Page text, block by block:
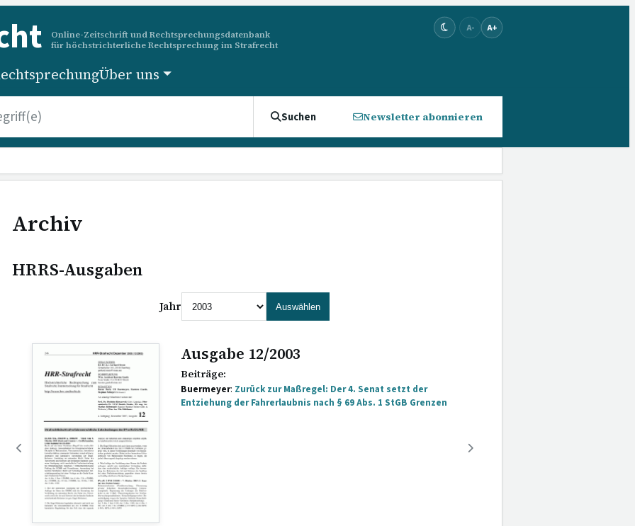
Online-Zeitschrift und Rechtsprechungsdatenbank
für höchstrichterliche Rechtsprechung im Strafrecht
A- A+
Über uns
Suchen Newsletter abonnieren
Archiv
HRRS-Ausgaben
Jahr Auswählen
Ausgabe 12/2003
Beiträge:
Buermeyer: Zu­rück zur Maßregel: Der 4. Senat setzt der
Entziehung der Fahrerlaubnis nach § 69 Abs. 1 StGB Grenzen